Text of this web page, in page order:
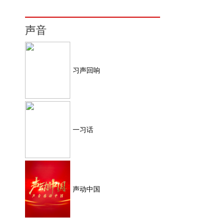
声音
习声回响
一习话
声动中国